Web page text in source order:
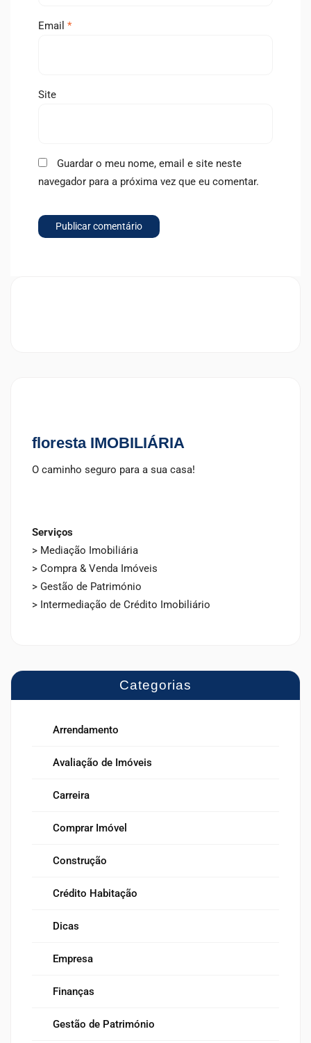
Email *
Site
Guardar o meu nome, email e site neste
navegador para a próxima vez que eu comentar.
floresta IMOBILIÁRIA
O caminho seguro para a sua casa!
Serviços
> Mediação Imobiliária
> Compra & Venda Imóveis
> Gestão de Património
> Intermediação de Crédito Imobiliário
Categorias
Arrendamento
Avaliação de Imóveis
Carreira
Comprar Imóvel
Construção
Crédito Habitação
Dicas
Empresa
Finanças
Gestão de Património